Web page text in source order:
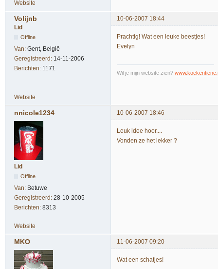
Website
Volijnb
10-06-2007 18:44
Lid
Offline
Van: Gent, België
Geregistreerd: 14-11-2006
Berichten: 1171
Prachtig! Wat een leuke beestjes!
Evelyn
Wil je mijn website zien?
Website
nnicole1234 10-06-2007 18:46
Lid
Offline
Van: Betuwe
Geregistreerd: 28-10-2005
Berichten: 8313
Leuk idee hoor....
Vonden ze het lekker ?
Website
MKO 11-06-2007 09:20
Wat een schatjes!